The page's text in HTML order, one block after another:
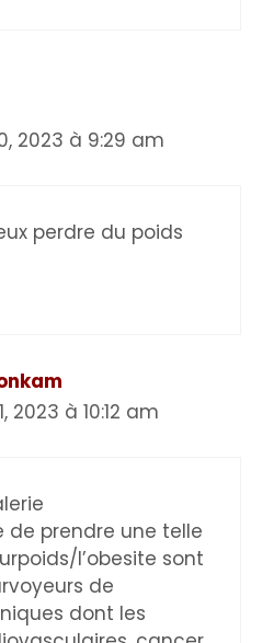
2023 à 9:29 am
perdre du poids
2023 à 10:12 am
de prendre une telle
l’obesite sont
de
dont les